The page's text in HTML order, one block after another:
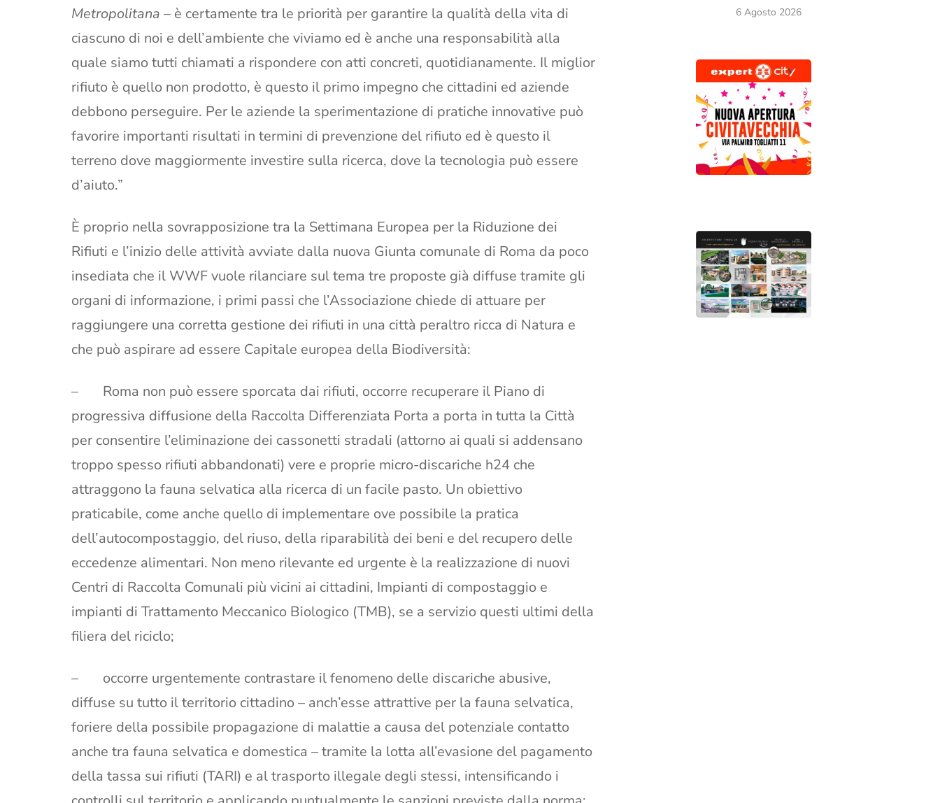
Metropolitana – è certamente tra le priorità per garantire la qualità della vita di
ciascuno di noi e dell’ambiente che viviamo ed è anche una responsabilità alla
quale siamo tutti chiamati a rispondere con atti concreti, quotidianamente. Il miglior
rifiuto è quello non prodotto, è questo il primo impegno che cittadini ed aziende
debbono perseguire. Per le aziende la sperimentazione di pratiche innovative può
favorire importanti risultati in termini di prevenzione del rifiuto ed è questo il
terreno dove maggiormente investire sulla ricerca, dove la tecnologia può essere
d’aiuto.”
È proprio nella sovrapposizione tra la Settimana Europea per la Riduzione dei
Rifiuti e l’inizio delle attività avviate dalla nuova Giunta comunale di Roma da poco
insediata che il WWF vuole rilanciare sul tema tre proposte già diffuse tramite gli
organi di informazione, i primi passi che l’Associazione chiede di attuare per
raggiungere una corretta gestione dei rifiuti in una città peraltro ricca di Natura e
che può aspirare ad essere Capitale europea della Biodiversità:
– Roma non può essere sporcata dai rifiuti, occorre recuperare il Piano di
progressiva diffusione della Raccolta Differenziata Porta a porta in tutta la Città
per consentire l’eliminazione dei cassonetti stradali (attorno ai quali si addensano
troppo spesso rifiuti abbandonati) vere e proprie micro-discariche h24 che
attraggono la fauna selvatica alla ricerca di un facile pasto. Un obiettivo
praticabile, come anche quello di implementare ove possibile la pratica
dell’autocompostaggio, del riuso, della riparabilità dei beni e del recupero delle
eccedenze alimentari. Non meno rilevante ed urgente è la realizzazione di nuovi
Centri di Raccolta Comunali più vicini ai cittadini, Impianti di compostaggio e
impianti di Trattamento Meccanico Biologico (TMB), se a servizio questi ultimi della
filiera del riciclo;
– occorre urgentemente contrastare il fenomeno delle discariche abusive,
diffuse su tutto il territorio cittadino – anch’esse attrattive per la fauna selvatica,
foriere della possibile propagazione di malattie a causa del potenziale contatto
anche tra fauna selvatica e domestica – tramite la lotta all’evasione del pagamento
della tassa sui rifiuti (TARI) e al trasporto illegale degli stessi, intensificando i
6 Agosto 2026